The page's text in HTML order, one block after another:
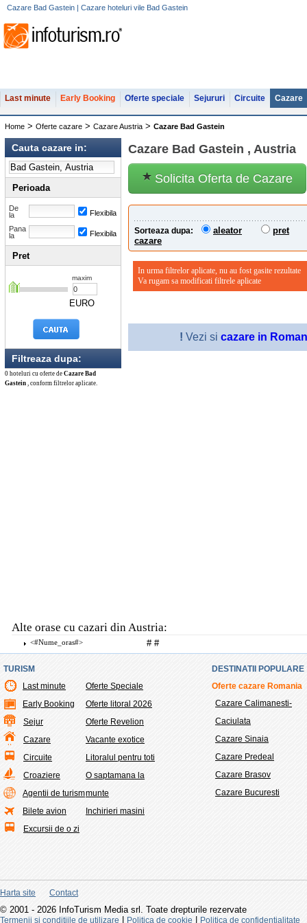
Cazare Bad Gastein | Cazare hoteluri vile Bad Gastein
Last minute Early Booking Oferte speciale Sejururi Circuite Cazare
Home > Oferte cazare > Cazare Austria > Cazare Bad Gastein
Cauta cazare in:
Perioada
De
la
Flexibila
Pana
la
Flexibila
Pret
maxim
EURO
Filtreaza dupa:
0 hoteluri cu oferte de Cazare Bad
Gastein , conform filtrelor aplicate.
Cazare Bad Gastein , Austria
Solicita Oferta de Cazare
Sorteaza dupa: aleator
pret
cazare
In urma filtrelor aplicate, nu au fost gasite rezultate
Va rugam sa modificati filtrele aplicate
! Vezi si cazare in
Alte orase cu cazari din Austria:
#
<#nume_oras#> #
TURISM
Last minute
Early Booking
Sejur
Cazare
Circuite
Croaziere
Agentii de turism
Bilete avion
Excursii de o zi
Oferte Speciale
Oferte litoral 2026
Oferte Revelion
Vacante exotice
Litoralul pentru toti
O saptamana la
munte
Inchirieri masini
DESTINATII POPULARE
Oferte cazare Romania
Cazare Calimanesti-
Caciulata
Cazare Sinaia
Cazare Predeal
Cazare Brasov
Cazare Bucuresti
Harta site Contact
© 2001 - 2026 InfoTurism Media srl. Toate drepturile rezervate
Termenii si conditiile de utilizare Politica de cookie Politica de confidentialitate